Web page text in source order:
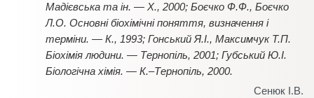
Мадієвська та ін. — Х., 2000; Боєчко Ф.Ф., Боєчко
Л.О. Основні біохімічні поняття, визначення і
терміни. — К., 1993; Гонський Я.І., Максимчук Т.П.
Біохімія людини. — Тернопіль, 2001; Губський Ю.І.
Біологічна хімія. — К.–Тернопіль, 2000.
Сенюк І.В.